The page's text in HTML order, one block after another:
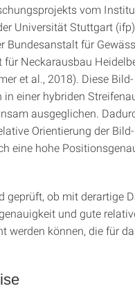
vom
Universität Stuttgart
Bundesanstalt für
für Neckarausbau
et al., 2018). Diese
in einer hybriden
ausgeglichen.
Orientierung der
eine hohe
geprüft, ob mit derartige
und gute
werden können, die für